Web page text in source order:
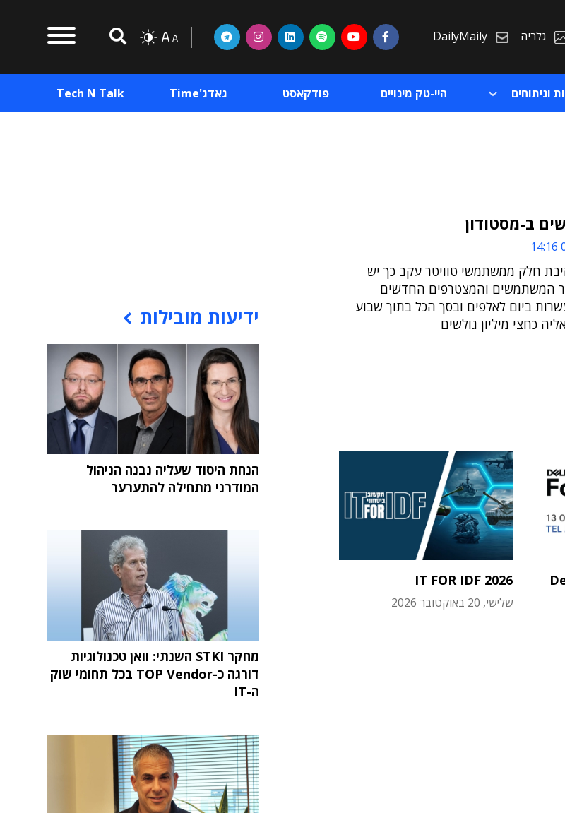
גלריה DailyMaily
וניתוחים היי-טק מינויים פודקאסט גאדג'Time Tech N Talk
ב-מסטודון
חלק ממשתמשי טוויטר עקב כך יש
המשתמשים והמצטרפים החדשים
ביום לאלפים ובסך הכל בתוך שבוע
כחצי מיליון גולשים
IT FOR IDF 2026
שלישי, 20 באוקטובר 2026
ידיעות מובילות
הנחת היסוד שעליה נבנה הניהול
המודרני מתחילה להתערער
מחקר STKI השנתי: וואן טכנולוגיות
דורגה כ-TOP Vendor בכל תחומי שוק
ה-IT